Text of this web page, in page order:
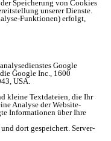
Speicherung von Cookies
unserer Dienste.
Funktionen) erfolgt,
Google
Google Inc., 1600
USA.
kleine Textdateien, die Ihr
Analyse der Website-
Informationen über Ihre
dort gespeichert. Server-